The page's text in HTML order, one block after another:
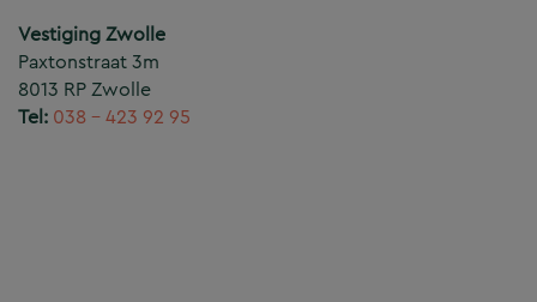
Vestiging Zwolle
Paxtonstraat 3m
8013 RP Zwolle
Tel: 038 – 423 92 95